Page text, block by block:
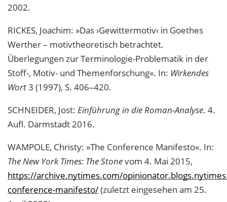
2002.
RICKES, Joachim: »Das ›Gewittermotiv‹ in Goethes
Werther – motivtheoretisch betrachtet.
Überlegungen zur Terminologie-Problematik in der
Stoff-, Motiv- und Themenforschung«. In: Wirkendes
Wort3 (1997), S. 406–420.
SCHNEIDER, Jost: Einführung in die Roman-Analyse. 4.
Aufl. Darmstadt 2016.
WAMPOLE, Christy: »The Conference Manifesto«. In:
The New York Times: The Stonevom 4. Mai 2015,
https://archive.nytimes.com/
conference-manifesto/(zuletzt eingesehen am 25.